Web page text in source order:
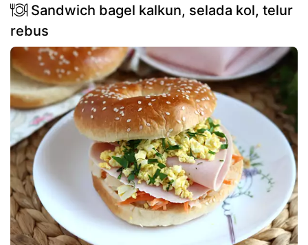
Sandwich bagel kalkun, selada kol, telur
rebus